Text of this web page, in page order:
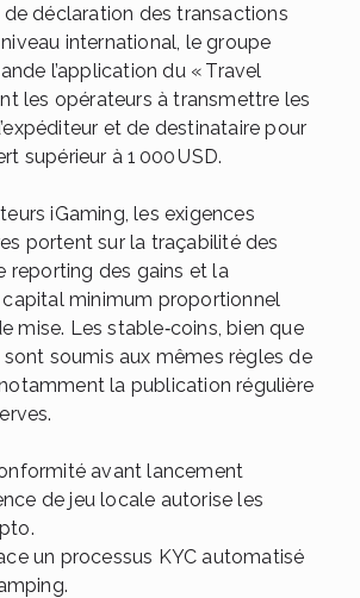
de déclaration des transactions
international, le groupe
l’application du « Travel
les opérateurs à transmettre les
et de destinataire pour
supérieur à 1 000 USD.
iGaming, les exigences
portent sur la traçabilité des
reporting des gains et la
capital minimum proportionnel
mise. Les stable‑coins, bien que
soumis aux mêmes règles de
la publication régulière
avant lancement
de jeu locale autorise les
un processus KYC automatisé